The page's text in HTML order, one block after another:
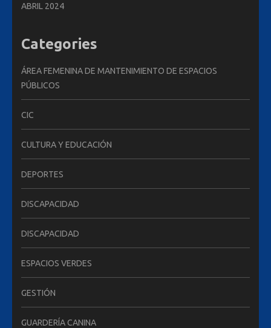
ABRIL 2024
Categories
ÁREA FEMENINA DE MANTENIMIENTO DE ESPACIOS
PÚBLICOS
CIC
CULTURA Y EDUCACIÓN
DEPORTES
DISCAPACIDAD
DISCAPACIDAD
ESPACIOS VERDES
GESTIÓN
GUARDERÍA CANINA